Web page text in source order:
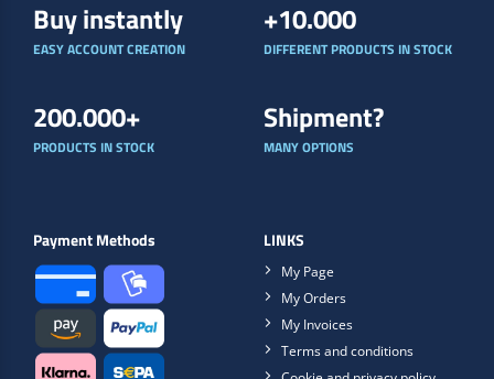
produkter, der dækker behov inden for sprøjtepistoler,
luftkompressorer og udstyr til overfladebehandling. Vores
pålidelighed er afgørende.
200.000+
PRODUCTS IN STOCK
Shipment?
MANY OPTIONS